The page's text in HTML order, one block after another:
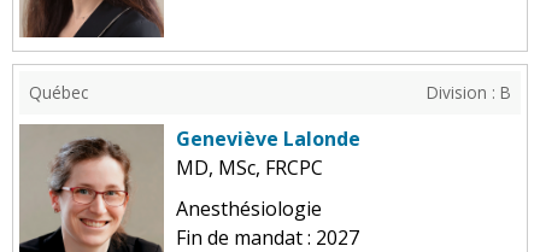
Québec Division : B
Geneviève Lalonde
MD, MSc, FRCPC
Anesthésiologie
Fin de mandat : 2027